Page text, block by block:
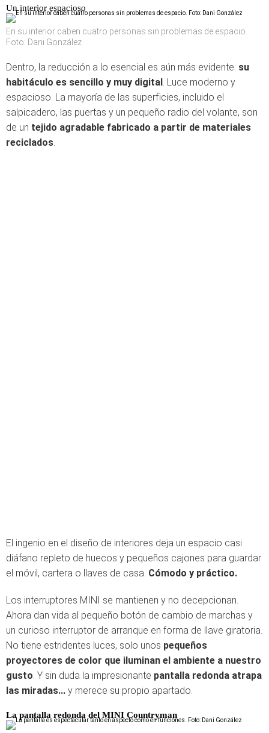
Un interior espacioso
En su interior caben cuatro personas sin problemas de espacio.
Foto: Dani González
Dentro, la reducción a lo esencial es aún más evidente: su
habitáculo es sencillo y muy digital. Luce moderno y
espacioso. La mayoría de las superficies, incluido el
salpicadero, las puertas y un pequeño radio del volante, son
de un tejido agradable fabricado a partir de materiales
reciclados.
El ingenio en el diseño de interiores deja un espacio casi
diáfano repleto de huecos y pequeños cajones para guardar
el móvil, cartera o llaves de casa. Cómodo y práctico.
Los interruptores MINI se mantienen y no decepcionan.
Ahora dan vida al pequeño botón de cambio de marchas y
un curioso interruptor de arranque en forma de llave giratoria.
No tiene estridentes luces, solo unos pequeños
proyectores de color que iluminan el ambiente a nuestro
gusto. Y sin duda la impresionante pantalla redonda atrapa
las miradas... y merece su propio apartado.
La pantalla redonda del MINI Countryman